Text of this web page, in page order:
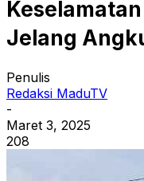
Jelang
Penulis
Redaksi MaduTV
-
Maret 3, 2025
208